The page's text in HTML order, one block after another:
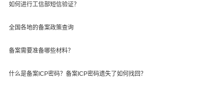
如何进行工信部短信验证？
全国各地的备案政策查询
备案需要准备哪些材料？
什么是备案ICP密码？备案ICP密码遗失了如何找回？